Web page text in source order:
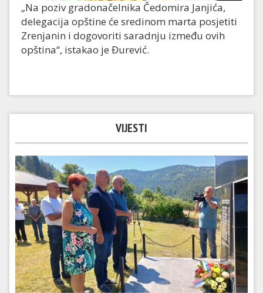
„Na poziv gradonačelnika Čedomira Janjića,
delegacija opštine će sredinom marta posjetiti
Zrenjanin i dogovoriti saradnju između ovih
opština“, istakao je Đurević.
VIJESTI